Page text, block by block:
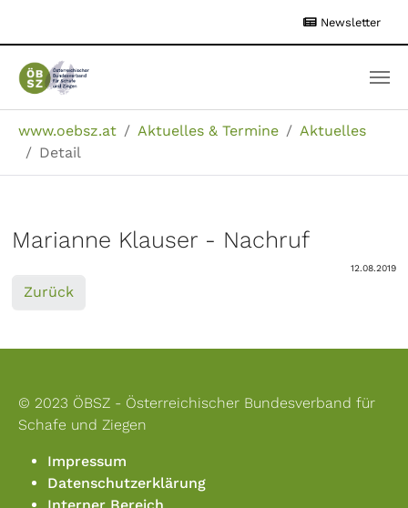
Newsletter
www.oebsz.at Aktuelles & Termine
Aktuelles
Detail
Marianne Klauser - Nachruf
12.08.2019
Zurück
© 2023 ÖBSZ - Österreichischer Bundesverband für
Schafe und Ziegen
Impressum
Datenschutzerklärung